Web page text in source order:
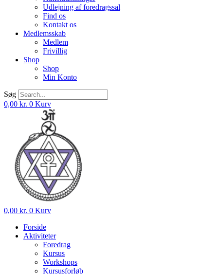
Udlejning af foredragssal
Find os
Kontakt os
Medlemsskab
Medlem
Frivillig
Shop
Shop
Min Konto
Søg
0,00 kr. 0 Kurv
0,00 kr. 0 Kurv
Forside
Aktiviteter
Foredrag
Kursus
Workshops
Kursusforløb